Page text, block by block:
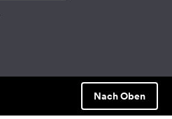
Nach Oben